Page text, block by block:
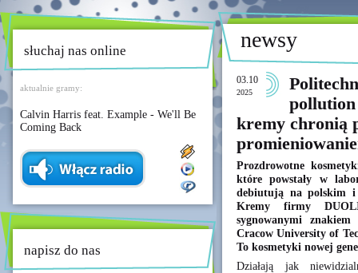
słuchaj nas online
aktualnie gramy:
Calvin Harris feat. Example - We'll Be
Coming Back
napisz do nas
newsy
03.10
2025
kremy chronią
Prozdrowotne
które powstały w
debiutują na polskim i
Kremy firmy
sygnowanymi
Cracow University of
To kosmetyki nowej
Działają jak